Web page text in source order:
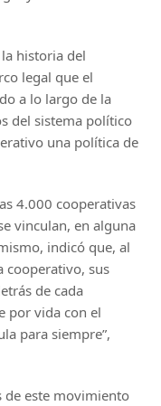
historia del
legal que el
a lo largo de la
del sistema político
una política de
4.000 cooperativas
vinculan, en alguna
indicó que, al
cooperativo, sus
de cada
por vida con el
para siempre”,
de este movimiento